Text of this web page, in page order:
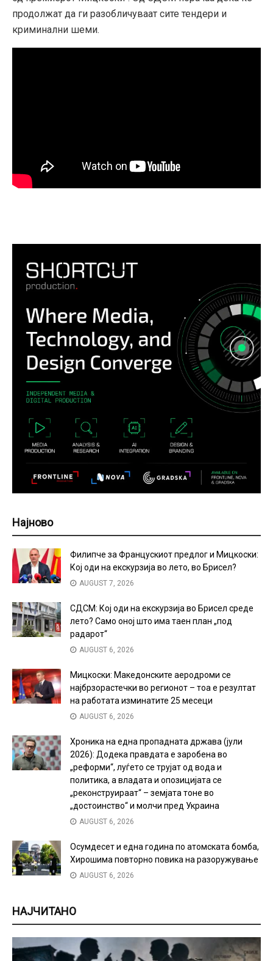
продолжат да ги разобличуваат сите тендери и
криминални шеми.
Најново
Филипче за Францускиот предлог и Мицкоски:
Кој оди на екскурзија во лето, во Брисел?
AUGUST 7, 2026
СДСМ: Кој оди на екскурзија во Брисел среде
лето? Само оној што има таен план „под
радарот“
AUGUST 6, 2026
Мицкоски: Македонските аеродроми се
најбрзорастечки во регионот – тоа е резултат
на работата изминатите 25 месеци
AUGUST 6, 2026
Хроника на една пропадната држава (јули
2026): Додека правдата е заробена во
„реформи“, луѓето се трујат од вода и
политика, а владата и опозицијата се
„реконструираат“ – земјата тоне во
„достоинство“ и молчи пред Украина
AUGUST 6, 2026
Осумдесет и една година по атомската бомба,
Хирошима повторно повика на разоружување
AUGUST 6, 2026
НАЈЧИТАНО